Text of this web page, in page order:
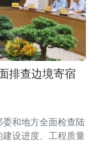
排查边境寄宿
和地方全面检查陆
设进度、工程质量